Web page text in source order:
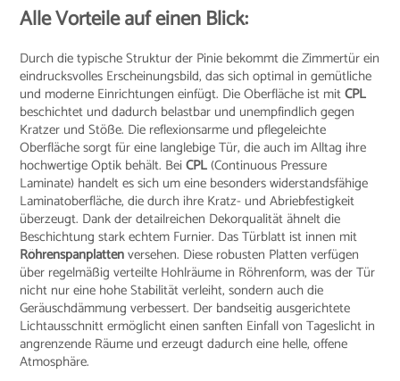
Alle Vorteile auf einen Blick:
Durch die typische Struktur der Pinie bekommt die Zimmertür ein
eindrucksvolles Erscheinungsbild, das sich optimal in gemütliche
und moderne Einrichtungen einfügt. Die Oberfläche ist mitCPL
beschichtet und dadurch belastbar und unempfindlich gegen
Kratzer und Stöße. Die reflexionsarme und pflegeleichte
Oberfläche sorgt für eine langlebige Tür, die auch im Alltag ihre
hochwertige Optik behält. BeiCPL(Continuous Pressure
Laminate) handelt es sich um eine besonders widerstandsfähige
Laminatoberfläche, die durch ihre Kratz- und Abriebfestigkeit
überzeugt. Dank der detailreichen Dekorqualität ähnelt die
Beschichtung stark echtem Furnier. Das Türblatt ist innen mit
Röhrenspanplattenversehen. Diese robusten Platten verfügen
über regelmäßig verteilte Hohlräume in Röhrenform, was der Tür
nicht nur eine hohe Stabilität verleiht, sondern auch die
Geräuschdämmung verbessert. Der bandseitig ausgerichtete
Lichtausschnitt ermöglicht einen sanften Einfall von Tageslicht in
angrenzende Räume und erzeugt dadurch eine helle, offene
Atmosphäre.